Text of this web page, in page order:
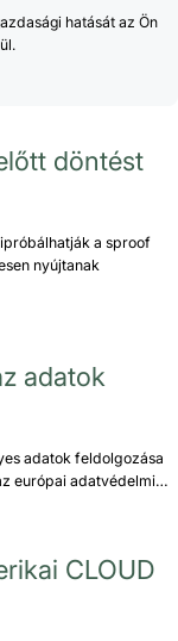
hatását az Ön
döntést
a sproof
nyújtanak
adatok
adatok feldolgozása
európai adatvédelmi…
CLOUD